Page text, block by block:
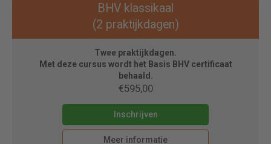
BHV klassikaal
(2 praktijkdagen)
Twee praktijkdagen.
Met deze cursus wordt het Basis BHV certificaat
behaald.
€595,00
Inschrijven
Meer informatie